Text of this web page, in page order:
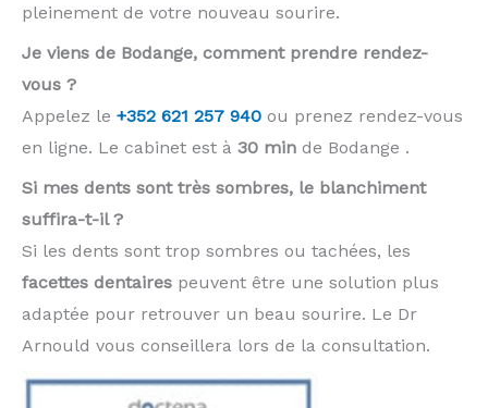
pleinement de votre nouveau sourire.
Je viens de Bodange, comment prendre rendez-
vous ?
Appelez le +352 621 257 940 ou prenez rendez-vous
en ligne. Le cabinet est à 30 min de Bodange .
Si mes dents sont très sombres, le blanchiment
suffira-t-il ?
Si les dents sont trop sombres ou tachées, les
facettes dentaires peuvent être une solution plus
adaptée pour retrouver un beau sourire. Le Dr
Arnould vous conseillera lors de la consultation.